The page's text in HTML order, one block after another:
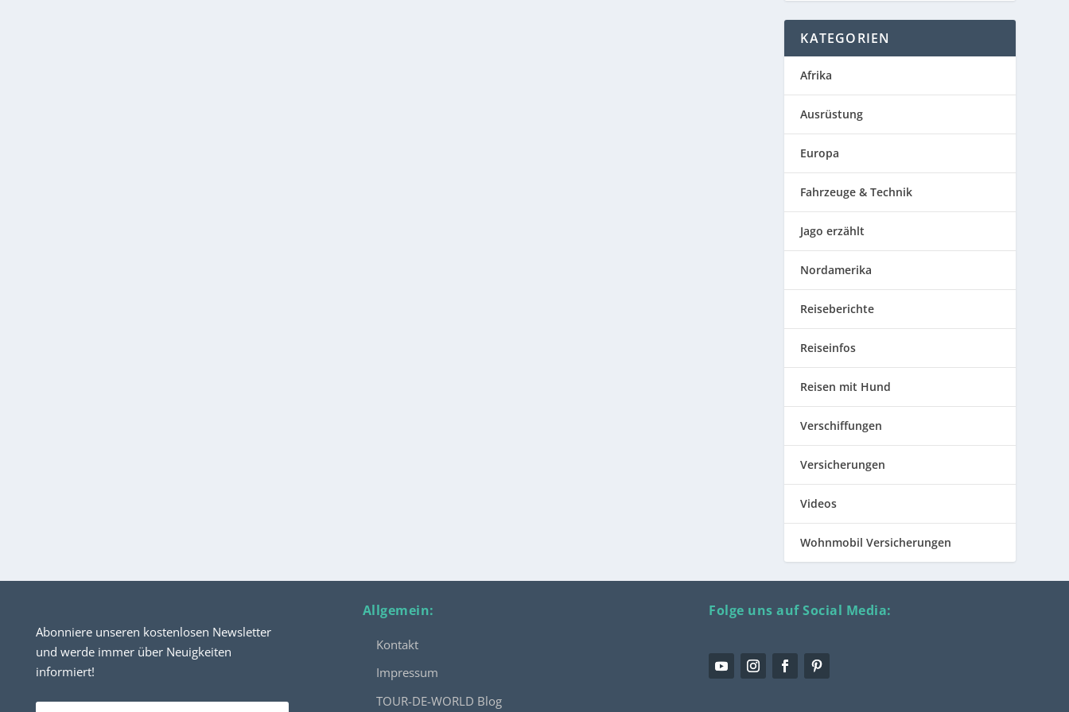
KATEGORIEN
Afrika
Ausrüstung
Europa
Fahrzeuge & Technik
Jago erzählt
Nordamerika
Reiseberichte
Reiseinfos
Reisen mit Hund
Verschiffungen
Versicherungen
Videos
Wohnmobil Versicherungen
Abonniere unseren kostenlosen Newsletter
und werde immer über Neuigkeiten
informiert!
Allgemein:
Kontakt
Impressum
TOUR-DE-WORLD Blog
Folge uns auf Social Media: